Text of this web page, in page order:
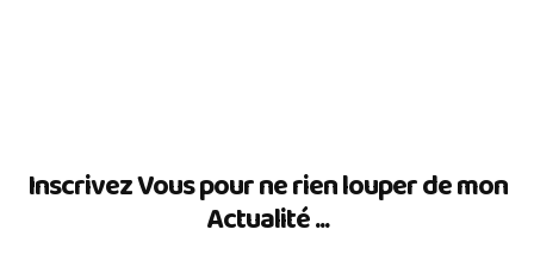
Inscrivez Vous pour ne rien louper de mon
Actualité ...